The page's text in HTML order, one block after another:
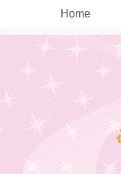
Home